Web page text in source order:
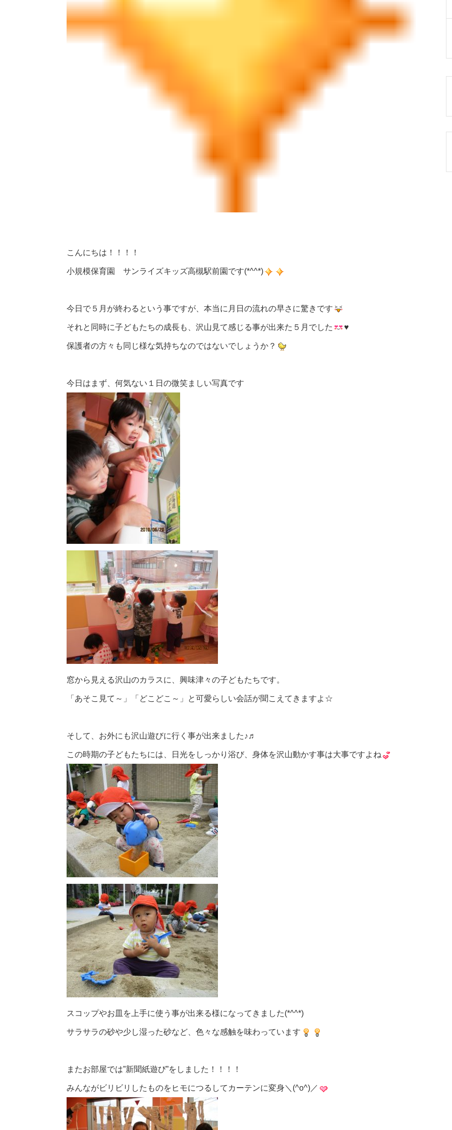
こんにちは！！！！
小規模保育園 サンライズキッズ高槻駅前園です(*^^*)
今日で５月が終わるという事ですが、本当に月日の流れの早さに驚きです
それと同時に子どもたちの成長も、沢山見て感じる事が出来た５月でした ♥
保護者の方々も同じ様な気持ちなのではないでしょうか？
今日はまず、何気ない１日の微笑ましい写真です
窓から見える沢山のカラスに、興味津々の子どもたちです。
「あそこ見て～」「どこどこ～」と可愛らしい会話が聞こえてきますよ☆
そして、お外にも沢山遊びに行く事が出来ました♪♬
この時期の子どもたちには、日光をしっかり浴び、身体を沢山動かす事は大事ですよね
スコップやお皿を上手に使う事が出来る様になってきました(*^^*)
サラサラの砂や少し湿った砂など、色々な感触を味わっています
またお部屋では”新聞紙遊び”をしました！！！！
みんながビリビリしたものをヒモにつるしてカーテンに変身＼(^o^)／